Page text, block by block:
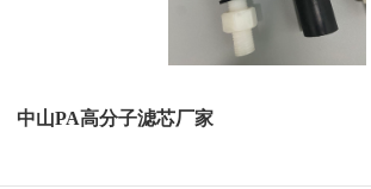
中山PA高分子滤芯厂家